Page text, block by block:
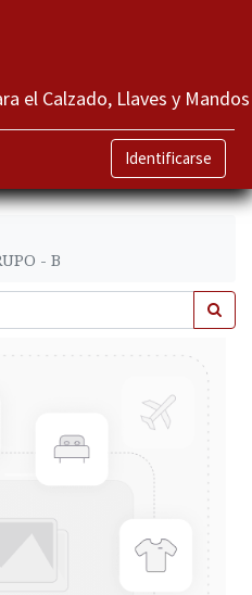
el Calzado, Llaves y Mandos
Identificarse
- B